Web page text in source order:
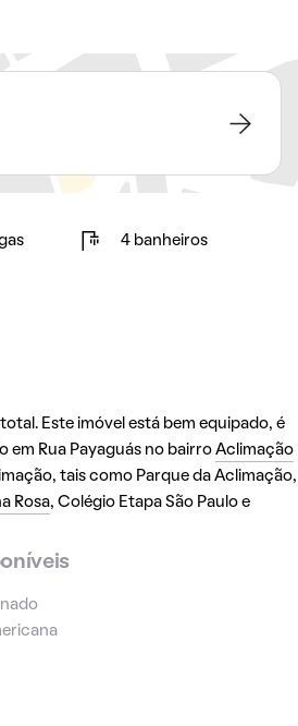
4 banheiros
Este imóvel está bem equipado, é
Rua Payaguás no bairro Aclimação
tais como Parque da Aclimação,
Rosa, Colégio Etapa São Paulo e